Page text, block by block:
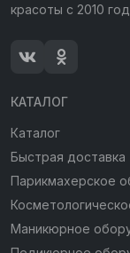
красоты с 2010
КАТАЛОГ
Каталог
Быстрая доставка
Парикмахерское
Маникюрное